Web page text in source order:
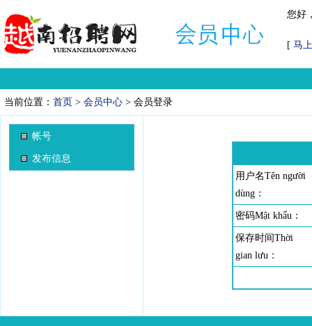
您好
[ 马
当前位置： 首页 > 会员中心 > 会员登录
帐号
发布信息
用户名Tên người
dùng：
密码Mật khẩu：
保存时间Thời
gian lưu：